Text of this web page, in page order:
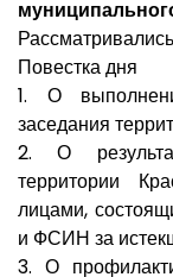
Повестка дня
​1. О
заседания
2. О
территории
лицами,
и ФСИН за
3. О